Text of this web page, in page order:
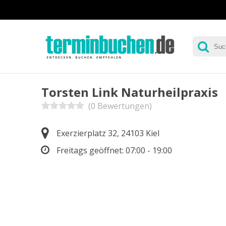
Torsten Link Naturheilpraxis
(0 Bewertungen)
Exerzierplatz 32, 24103 Kiel
Freitags geöffnet: 07:00 - 19:00